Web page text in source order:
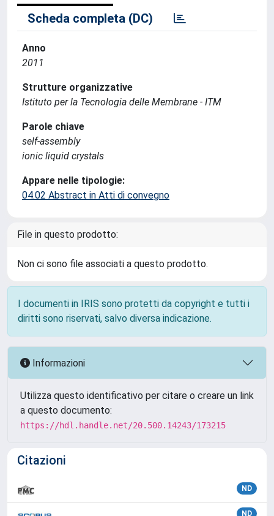
Scheda completa (DC)
Anno
2011
Strutture organizzative
Istituto per la Tecnologia delle Membrane - ITM
Parole chiave
self-assembly
ionic liquid crystals
Appare nelle tipologie:
04.02 Abstract in Atti di convegno
File in questo prodotto:
Non ci sono file associati a questo prodotto.
I documenti in IRIS sono protetti da copyright e tutti i
diritti sono riservati, salvo diversa indicazione.
Informazioni
Utilizza questo identificativo per citare o creare un link
a questo documento:
https://hdl.handle.net/20.500.14243/173215
Citazioni
ND
ND